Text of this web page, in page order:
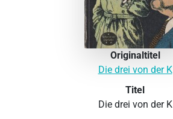
Originaltitel
Die drei von der K
Titel
Die drei von der K